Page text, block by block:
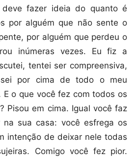
deve fazer ideia do quanto é
por alguém que não sente o
por alguém que perdeu o
inúmeras vezes. Eu fiz a
tentei ser compreensiva,
por cima de todo o meu
E o que você fez com todos os
Pisou em cima. Igual você faz
na sua casa: você esfrega os
intenção de deixar nele todas
Comigo você fez pior.